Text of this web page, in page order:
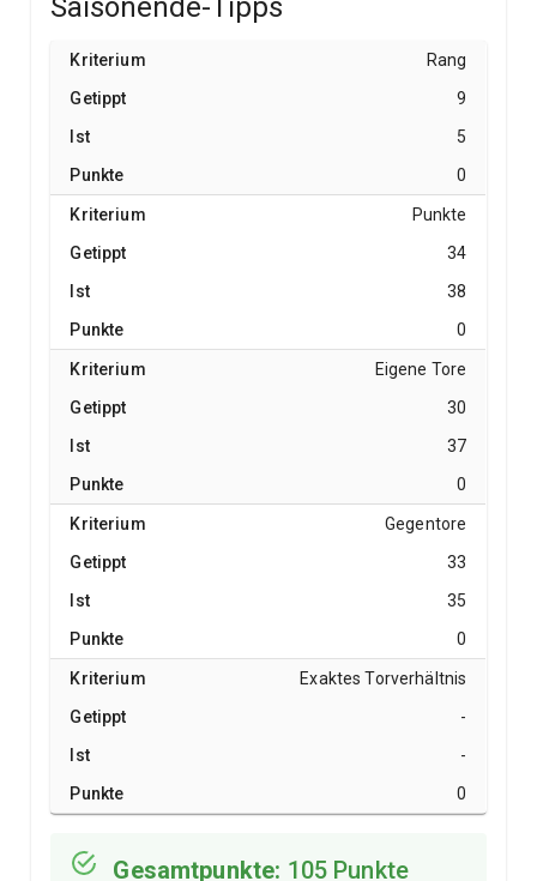
Saisonende-Tipps
Rang
9
5
0
Punkte
34
38
0
Eigene Tore
30
37
0
Gegentore
33
35
0
Exaktes Torverhältnis
-
-
0
Gesamtpunkte: 105 Punkte